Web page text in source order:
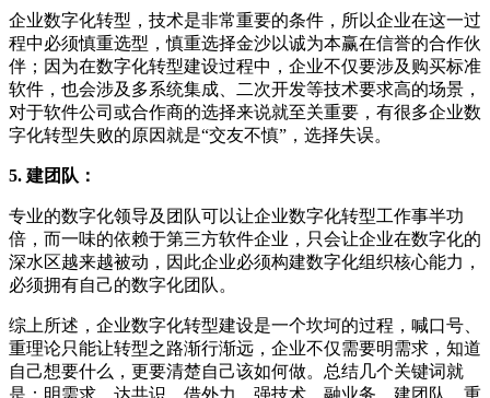
企业数字化转型，技术是非常重要的条件，所以企业在这一过
程中必须慎重选型，慎重选择金沙以诚为本赢在信誉的合作伙
伴；因为在数字化转型建设过程中，企业不仅要涉及购买标准
软件，也会涉及多系统集成、二次开发等技术要求高的场景，
对于软件公司或合作商的选择来说就至关重要，有很多企业数
字化转型失败的原因就是“交友不慎”，选择失误。
5. 建团队：
专业的数字化领导及团队可以让企业数字化转型工作事半功
倍，而一味的依赖于第三方软件企业，只会让企业在数字化的
深水区越来越被动，因此企业必须构建数字化组织核心能力，
必须拥有自己的数字化团队。
综上所述，企业数字化转型建设是一个坎坷的过程，喊口号、
重理论只能让转型之路渐行渐远，企业不仅需要明需求，知道
自己想要什么，更要清楚自己该如何做。总结几个关键词就